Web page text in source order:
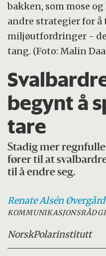
bakken, som mose
andre strategier for å
miljøutfordringer -
tang. (Foto: Malin
begynt å
tare
Stadig mer
fører til at
til å endre seg.
Renate Alsén Øvergård
NorskPolarinstitutt